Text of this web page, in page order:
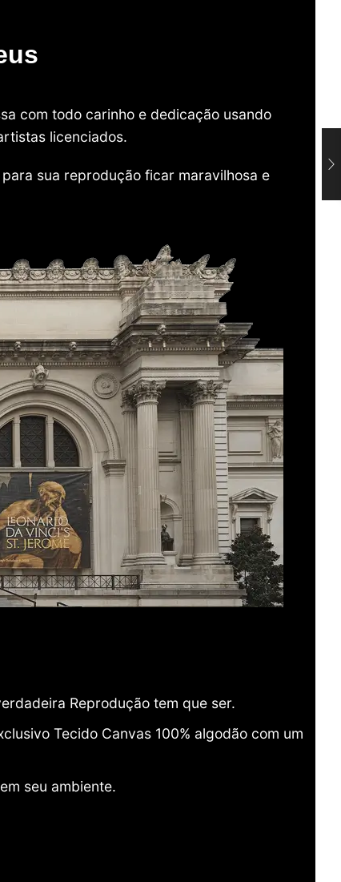
com todo carinho e dedicação usando
licenciados.
sua reprodução ficar maravilhosa e
Reprodução tem que ser.
Tecido Canvas 100% algodão com um
seu ambiente.